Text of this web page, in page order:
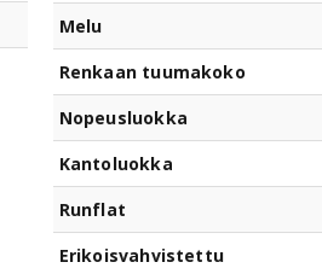
Melu
Renkaan tuumakoko
Nopeusluokka
Kantoluokka
Runflat
Erikoisvahvistettu